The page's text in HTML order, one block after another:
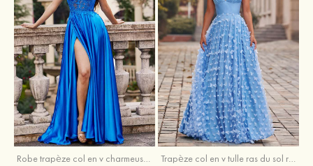
Robe trapèze col en v charmeuse traîne balayage robe de bal Trapèze col en v tulle ras du sol robe de bal avec papillon